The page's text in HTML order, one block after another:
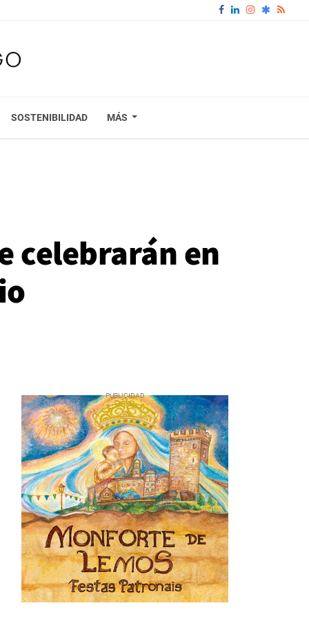
SOSTENIBILIDAD MÁS
celebrarán en